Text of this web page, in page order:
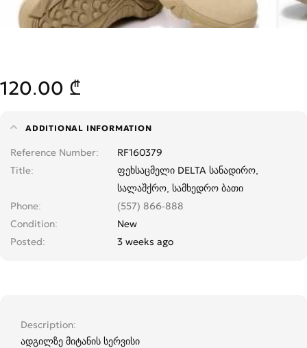
120.00 ₾
ADDITIONAL INFORMATION
Reference Number
RF160379
Title
ფეხსაცმელი DELTA სანადირო,
სალაშქრო, სამხედრო ბათი
Phone
(557) 866-888
Condition
New
Posted
3 weeks ago
Description
ადგილზე მიტანის სერვისი